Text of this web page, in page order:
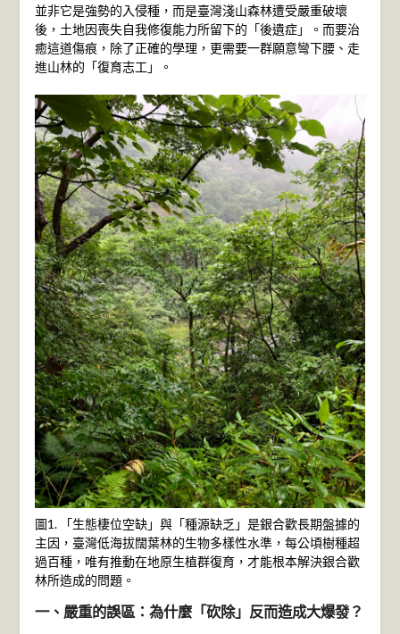
並非它是強勢的入侵種，而是臺灣淺山森林遭受嚴重破壞
後，土地因喪失自我修復能力所留下的「後遺症」。而要治
癒這道傷痕，除了正確的學理，更需要一群願意彎下腰、走
進山林的「復育志工」。
圖1. 「生態棲位空缺」與「種源缺乏」是銀合歡長期盤據的
主因，臺灣低海拔闊葉林的生物多樣性水準，每公頃樹種超
過百種，唯有推動在地原生植群復育，才能根本解決銀合歡
林所造成的問題。
一、嚴重的誤區：為什麼「砍除」反而造成大爆發？